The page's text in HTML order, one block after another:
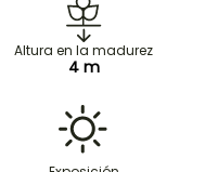
Altura en la madurez
4 m